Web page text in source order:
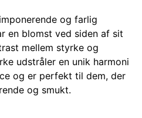
og farlig
en blomst ved siden af sit
mellem styrke og
udstråler en unik harmoni
og er perfekt til dem, der
og smukt.